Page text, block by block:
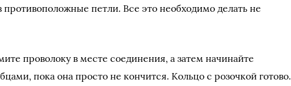
противоположные петли. Все это необходимо делать не
проволоку в месте соединения, а затем начинайте
пока она просто не кончится. Кольцо с розочкой готово.